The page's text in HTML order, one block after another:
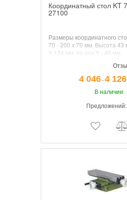
Координатный стол KT
27100
Размеры координатного
70 - 200 х 70 мм. Высота 43
Х 134 мм, по оси Y - 46 мм.
4 046¯4 126
В наличии
Предложений: